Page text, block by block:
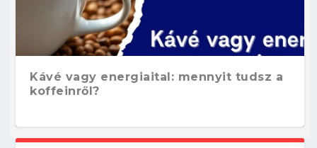
Kávé vagy energiaital: mennyit tudsz a
koffeinről?